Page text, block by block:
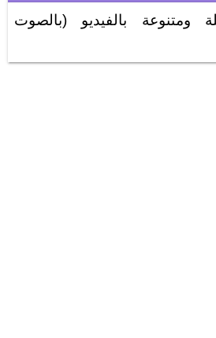
بالفيديو (بالصوت